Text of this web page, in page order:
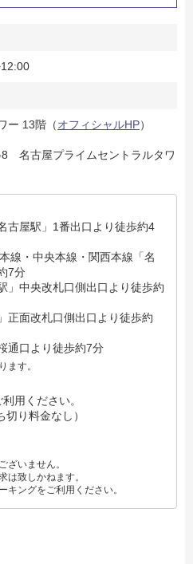
ー 13階（オフィシャルHP）
名古屋プライムセントラルタワ
古屋駅」1番出口より徒歩約4
線・中央本線・関西本線「名
7分
」中央改札口側出口より徒歩約
正面改札口側出口より徒歩約
通口より徒歩約7分
ます。
用ください。
り料金なし）
ざいません。
致しかねます。
ングをご利用ください。